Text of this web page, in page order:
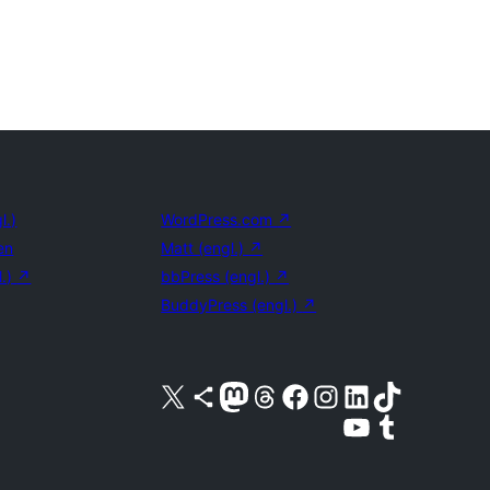
↗
WordPress.com ↗
Matt (engl.) ↗
bbPress (engl.) ↗
BuddyPress (engl.) ↗
Unser X-Konto (früher Twitter) besuchen
Unser Bluesky-Konto besuchen
Unser Mastodon-Konto besuchen
Unser Threads-Konto besuchen
Unsere Facebook-Seite besuchen
Unser Instagram-Konto besuchen
Unser LinkedIn-Konto besuchen
Unser TikTok-Konto
Unseren YouTube-Kanal besuchen
Unser Tumblr-Konto